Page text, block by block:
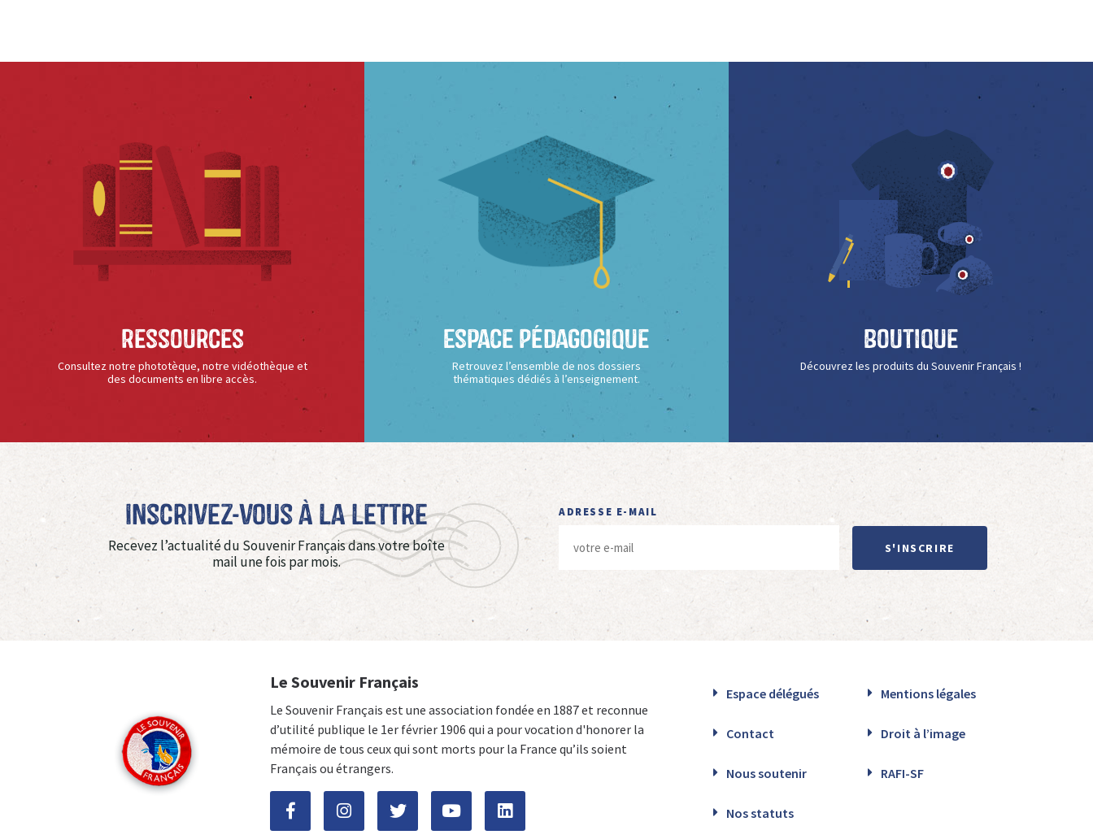
Ressources
Consultez notre phototèque, notre vidéothèque et
des documents en libre accès.
Espace Pédagogique
Retrouvez l’ensemble de nos dossiers
thématiques dédiés à l’enseignement.
Boutique
Découvrez les produits du Souvenir Français !
Inscrivez-vous à La Lettre
Recevez l’actualité du Souvenir Français dans votre boîte
mail une fois par mois.
ADRESSE E-MAIL
S'INSCRIRE
Le Souvenir Français
Le Souvenir Français est une association fondée en 1887 et reconnue
d’utilité publique le 1er février 1906 qui a pour vocation d'honorer la
mémoire de tous ceux qui sont morts pour la France qu’ils soient
Français ou étrangers.
Espace délégués Mentions légales
Contact Droit à l’image
Nous soutenir RAFI-SF
Nos statuts